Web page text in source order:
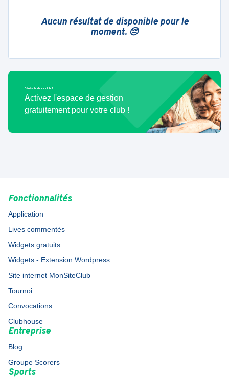
Aucun résultat de disponible pour le
moment. 😔
Bénévole de ce club ?
Activez l'espace de gestion
gratuitement pour votre club !
Fonctionnalités
Application
Lives commentés
Widgets gratuits
Widgets - Extension Wordpress
Site internet MonSiteClub
Tournoi
Convocations
Clubhouse
Entreprise
Blog
Groupe Scorers
Sports